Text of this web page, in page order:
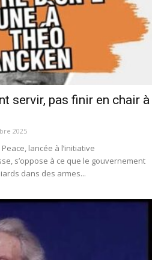
servir, pas finir en chair à
2025
lancée à l’initiative
s’oppose à ce que le gouvernement
dans des armes...